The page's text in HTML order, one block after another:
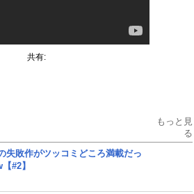
共有:
もっと見
る
失敗作がツッコミどころ満載だっ
#2】